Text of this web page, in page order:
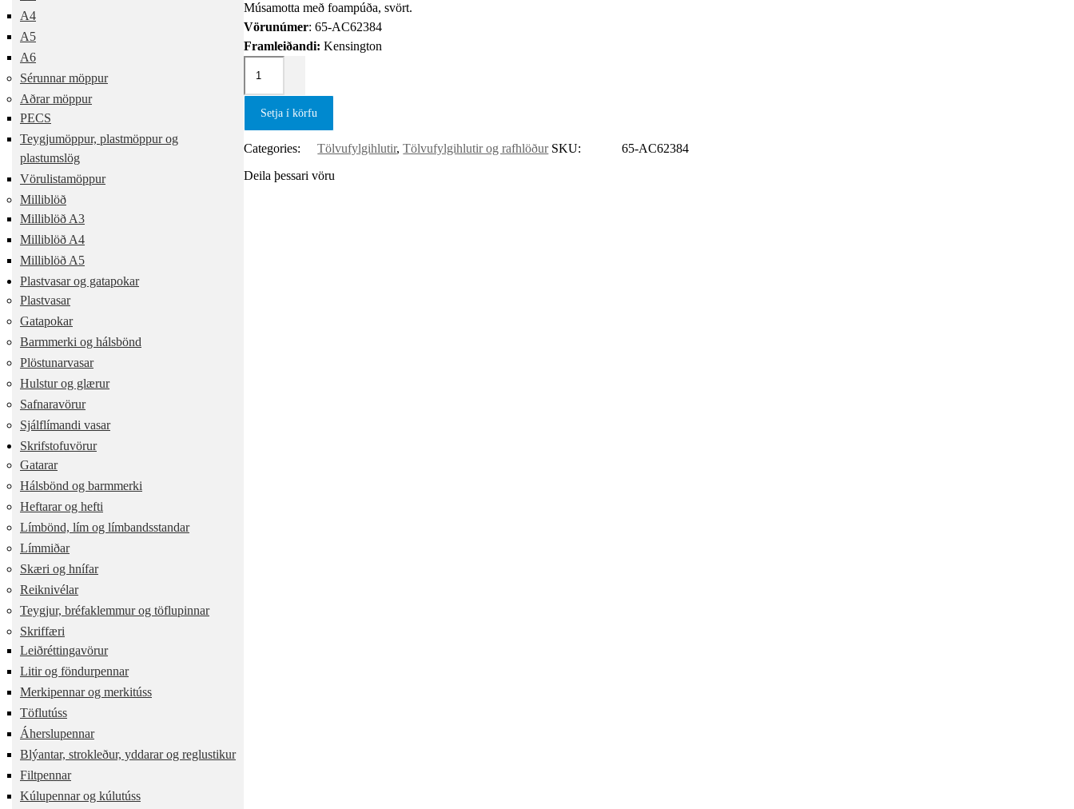
Músamotta með foampúða, svört.
Vörunúmer: 65-AC62384
Framleiðandi: Kensington
Setja í körfu
Categories: Tölvufylgihlutir,Tölvufylgihlutir og rafhlöður SKU:
65-AC62384
Deila þessari vöru
A4
A5
A6
Sérunnar möppur
Aðrar möppur
PECS
Teygjumöppur, plastmöppur og
plastumslög
Vörulistamöppur
Milliblöð
Milliblöð A3
Milliblöð A4
Milliblöð A5
Plastvasar og gatapokar
Plastvasar
Gatapokar
Barmmerki og hálsbönd
Plöstunarvasar
Hulstur og glærur
Safnaravörur
Sjálflímandi vasar
Skrifstofuvörur
Gatarar
Hálsbönd og barmmerki
Heftarar og hefti
Límbönd, lím og límbandsstandar
Límmiðar
Skæri og hnífar
Reiknivélar
Teygjur, bréfaklemmur og töflupinnar
Skriffæri
Leiðréttingavörur
Litir og föndurpennar
Merkipennar og merkitúss
Töflutúss
Áherslupennar
Blýantar, strokleður, yddarar og reglustikur
Filtpennar
Kúlupennar og kúlutúss